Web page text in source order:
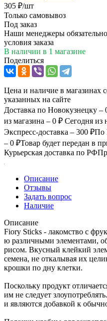
305 ₽/шт
Только самовывоз
Под заказ
Наши менеджеры
условия заказа
В наличии в 1 магазине
Поделиться
Цена и наличие в магазинах
указанных на сайте
Доставка по Новокузнецку –
из магазина – 0 ₽ Сегодня из
Экспресс-доставка – 300 ₽По
– 0 ₽Товар будет передан в
Курьерская доставка по РФ
Описание
Отзывы
Задать вопрос
Наличие
Описание
Fiory Sticks - лакомство с
ю различными элементами,
рисом. Вкусный клейкий
семена, не откалывая их
крошки по дну клетки.
Поскольку продукт
им не следует
и являются добавкой к